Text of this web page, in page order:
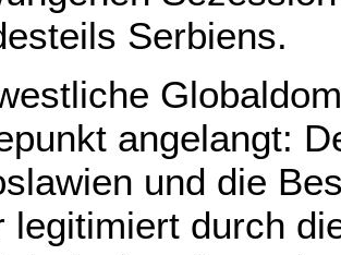
Serbiens.
angelangt:
und die
legitimiert durch